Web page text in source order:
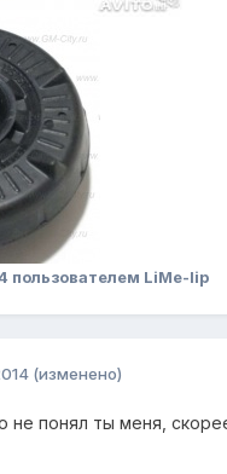
пользователем LiMe-lip
(изменено)
не понял ты меня,